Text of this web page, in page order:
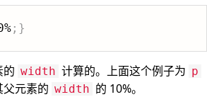
; }
的 width 计算的。上面这个例子为 p
元素的 width 的 10%。